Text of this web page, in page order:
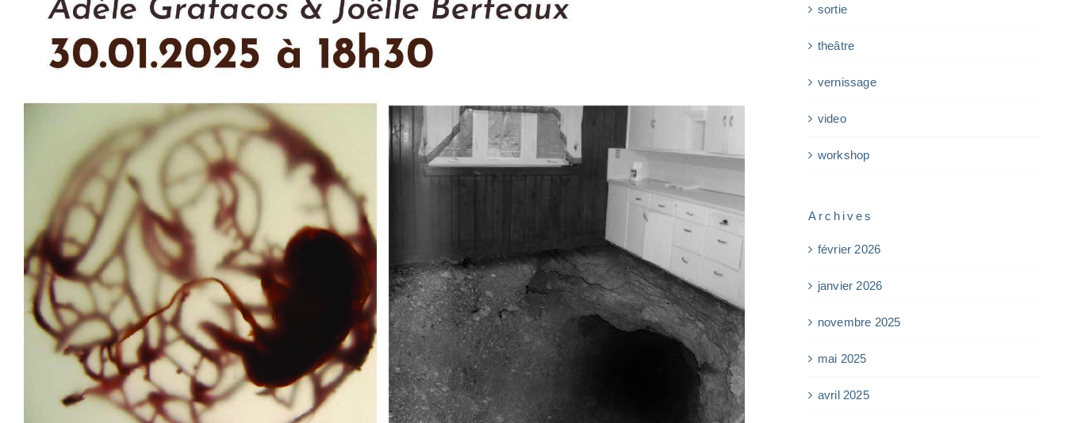
sortie
theâtre
vernissage
video
workshop
Archives
février 2026
janvier 2026
novembre 2025
mai 2025
avril 2025